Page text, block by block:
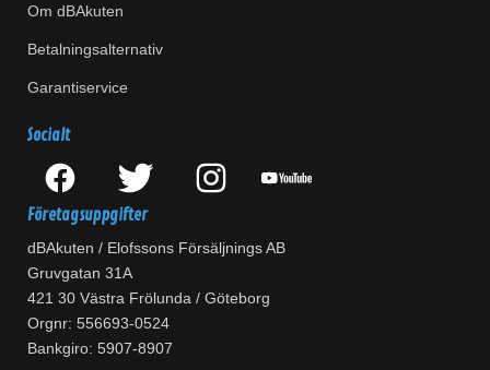
Om dBAkuten
Betalningsalternativ
Garantiservice
Socialt
Företagsuppgifter
dBAkuten / Elofssons Försäljnings AB
Gruvgatan 31A
421 30 Västra Frölunda / Göteborg
Orgnr: 556693-0524
Bankgiro: 5907-8907